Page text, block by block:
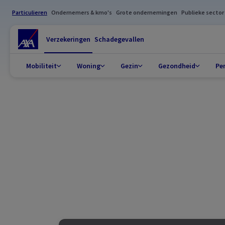
Particulieren Ondernemers & kmo's Grote ondernemingen Publieke sector
Verzekeringen Schadegevallen
Mobiliteit Woning Gezin Gezondheid